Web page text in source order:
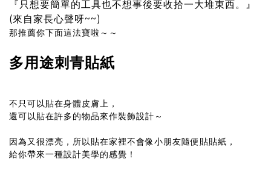
『只想要簡單的工具也不想事後要收拾一大堆東西。』
(來自家長心聲呀~~)
那推薦你下面這法寶啦～～
多用途刺青貼紙
不只可以貼在身體皮膚上，
還可以貼在許多的物品來作裝飾設計～
因為又很漂亮，所以貼在家裡不會像小朋友隨便貼貼紙，
給你帶來一種設計美學的感覺！